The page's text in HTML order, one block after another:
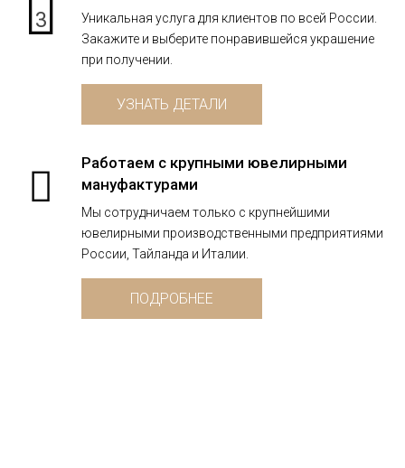
3
Уникальная услуга для клиентов по всей России.
Закажите и выберите понравившейся украшение
при получении.
УЗНАТЬ ДЕТАЛИ
Работаем с крупными ювелирными
мануфактурами
Мы сотрудничаем только с крупнейшими
ювелирными производственными предприятиями
России, Тайланда и Италии.
ПОДРОБНЕЕ